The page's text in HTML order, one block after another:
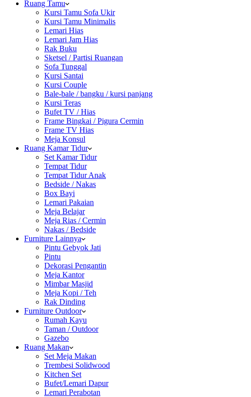
Ruang Tamu
Kursi Tamu Sofa Ukir
Kursi Tamu Minimalis
Lemari Hias
Lemari Jam Hias
Rak Buku
Sketsel / Partisi Ruangan
Sofa Tunggal
Kursi Santai
Kursi Couple
Bale-bale / bangku / kursi panjang
Kursi Teras
Bufet TV / Hias
Frame Bingkai / Pigura Cermin
Frame TV Hias
Meja Konsul
Ruang Kamar Tidur
Set Kamar Tidur
Tempat Tidur
Tempat Tidur Anak
Bedside / Nakas
Box Bayi
Lemari Pakaian
Meja Belajar
Meja Rias / Cermin
Nakas / Bedside
Furniture Lainnya
Pintu Gebyok Jati
Pintu
Dekorasi Pengantin
Meja Kantor
Mimbar Masjid
Meja Kopi / Teh
Rak Dinding
Furniture Outdoor
Rumah Kayu
Taman / Outdoor
Gazebo
Ruang Makan
Set Meja Makan
Trembesi Solidwood
Kitchen Set
Bufet/Lemari Dapur
Lemari Perabotan